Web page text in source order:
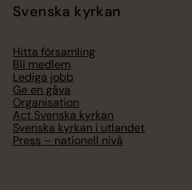
Svenska kyrkan
Hitta församling
Bli medlem
Lediga jobb
Ge en gåva
Organisation
Act Svenska kyrkan
Svenska kyrkan i utlandet
Press – nationell nivå